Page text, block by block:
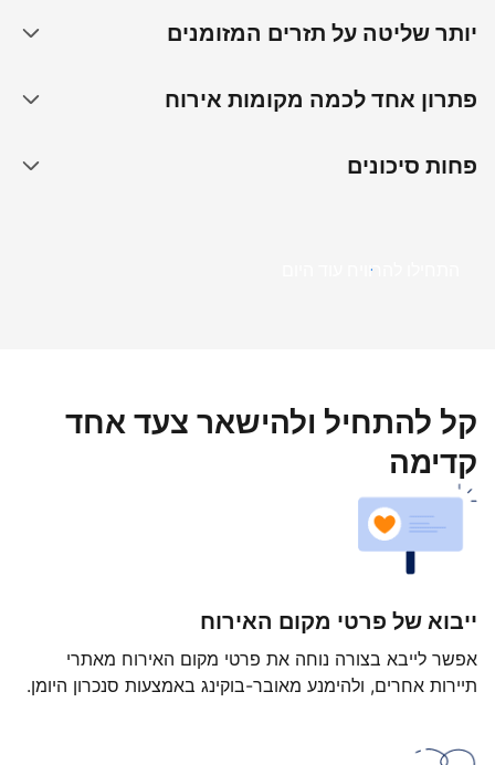
יותר שליטה על תזרים המזומנים
פתרון אחד לכמה מקומות אירוח
פחות סיכונים
התחילו להרוויח עוד היום
קל להתחיל ולהישאר צעד אחד
קדימה
ייבוא של פרטי מקום האירוח
אפשר לייבא בצורה נוחה את פרטי מקום האירוח מאתרי
תיירות אחרים, ולהימנע מאובר-בוקינג באמצעות סנכרון היומן.